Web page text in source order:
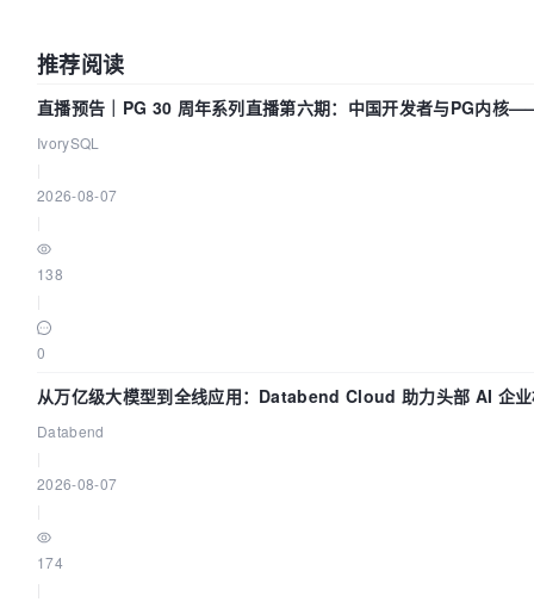
推荐阅读
直播预告｜PG 30 周年系列直播第六期：中国开发者与PG内核
IvorySQL
2026-08-07
138
0
从万亿级大模型到全线应用：Databend Cloud 助力头部 AI 企
Databend
2026-08-07
174